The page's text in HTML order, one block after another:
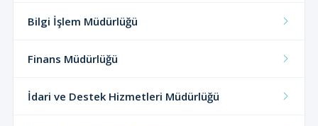
Bilgi İşlem Müdürlüğü
Finans Müdürlüğü
İdari ve Destek Hizmetleri Müdürlüğü